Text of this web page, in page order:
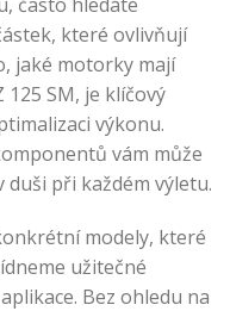
které ovlivňují
jaké motorky mají
SM, je klíčový
výkonu.
vám může
při každém výletu.
modely, které
užitečné
Bez ohledu na